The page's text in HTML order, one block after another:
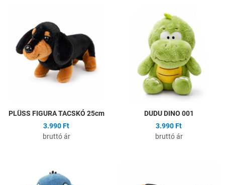
Hozzáadás a kívánságlistához
Összehasonlítás
PLÜSS FIGURA TACSKÓ 25cm
3.990 Ft
bruttó ár
DUDU DINO 001
3.990 Ft
bruttó ár